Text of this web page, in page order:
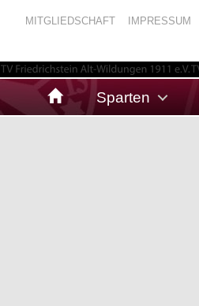
MITGLIEDSCHAFT IMPRESSUM
Sparten